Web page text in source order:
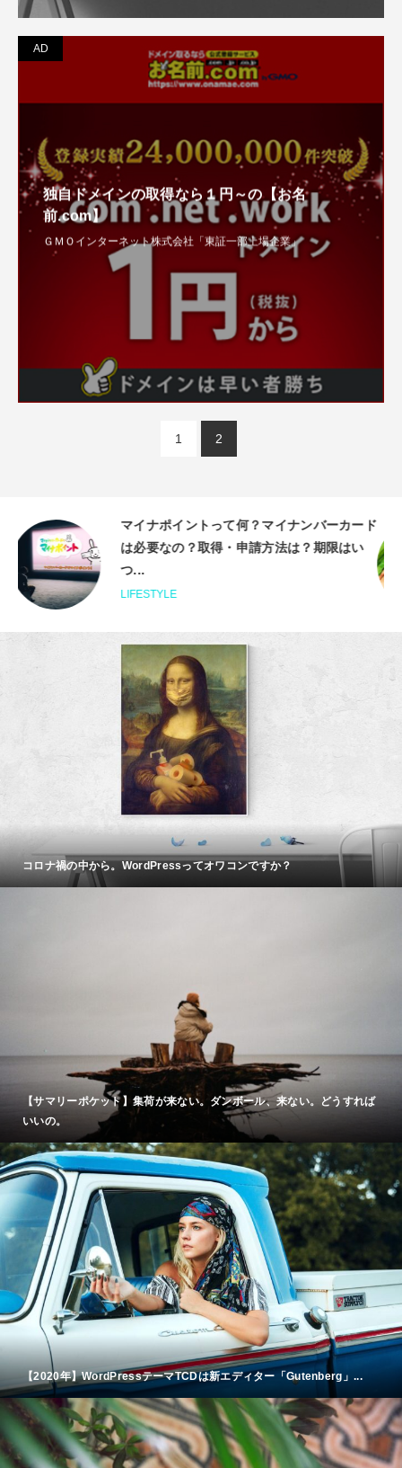
独自ドメインの取得なら１円～の【お名
前.com】
ＧＭＯインターネット株式会社「東証一部上場企業」
AD
1 2
【最新】楽天リーベイツインフルエンサーと
は？楽天ルームインフルエンサーってなに？
FASHION&GOODS
コロナ禍の中から。WordPressってオワコンですか？
【サマリーポケット】集荷が来ない。ダンボール、来ない。どうすれば
いいの。
【2020年】WordPressテーマTCDは新エディター「Gutenberg」...